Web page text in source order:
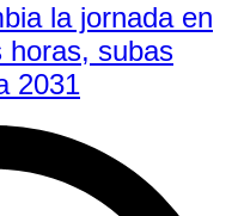
la jornada en
horas, subas
2031